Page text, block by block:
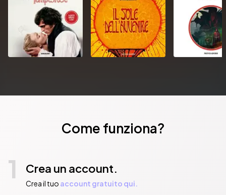
Come funziona?
1 Crea un account.
Crea il tuo account gratuito qui.